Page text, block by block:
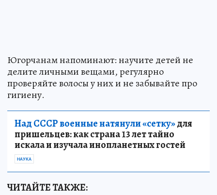
Югорчанам напоминают: научите детей не
делите личными вещами, регулярно
проверяйте волосы у них и не забывайте про
гигиену.
Над СССР военные натянули «сетку»для
пришельцев: как страна 13 лет тайно
искала и изучала инопланетных гостей
НАУКА
ЧИТАЙТЕ ТАКЖЕ: